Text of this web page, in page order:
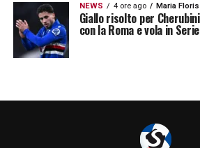
NEWS 4 ore ago Maria Floris
Giallo risolto per
con la Roma e vola in